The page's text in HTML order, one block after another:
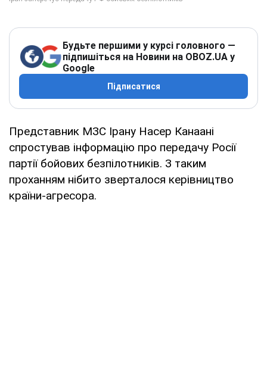
Будьте першими у курсі головного —
підпишіться на Новини на OBOZ.UA у
Google
Підписатися
Представник МЗС Ірану Насер Канаані
спростував інформацію про передачу Росії
партії бойових безпілотників. З таким
проханням нібито зверталося керівництво
країни-агресора.